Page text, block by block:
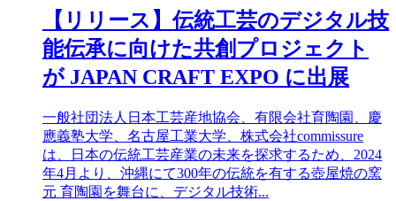
【リリース】伝統工芸のデジタル技
能伝承に向けた共創プロジェクト
が JAPAN CRAFT EXPO に出展
一般社団法人日本工芸産地協会、有限会社育陶園、慶
應義塾大学、名古屋工業大学、株式会社commissure
は、日本の伝統工芸産業の未来を探求するため、2024
年4月より、沖縄にて300年の伝統を有する壺屋焼の窯
元 育陶園を舞台に、デジタル技術...